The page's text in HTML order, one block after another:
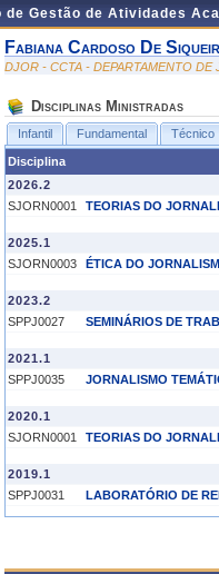
de Gestão de Atividades
Fabiana Cardoso De
DJOR - CCTA - DEPARTAMENTO DE
Disciplinas Ministradas
Infantil Fundamental Técnico
Disciplina
2026.2
SJORN0001
TEORIAS DO
2025.1
SJORN0003
ÉTICA DO
2023.2
SPPJ0027
SEMINÁRIOS DE
2021.1
SPPJ0035
JORNALISMO
2020.1
SJORN0001
TEORIAS DO
2019.1
SPPJ0031
LABORATÓRIO DE